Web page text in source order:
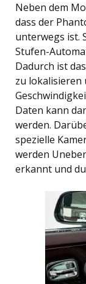
Neben dem
dass der
unterwegs ist.
Stufen-
Dadurch ist
zu lokalisieren
Daten kann
werden.
spezielle
werden
erkannt und